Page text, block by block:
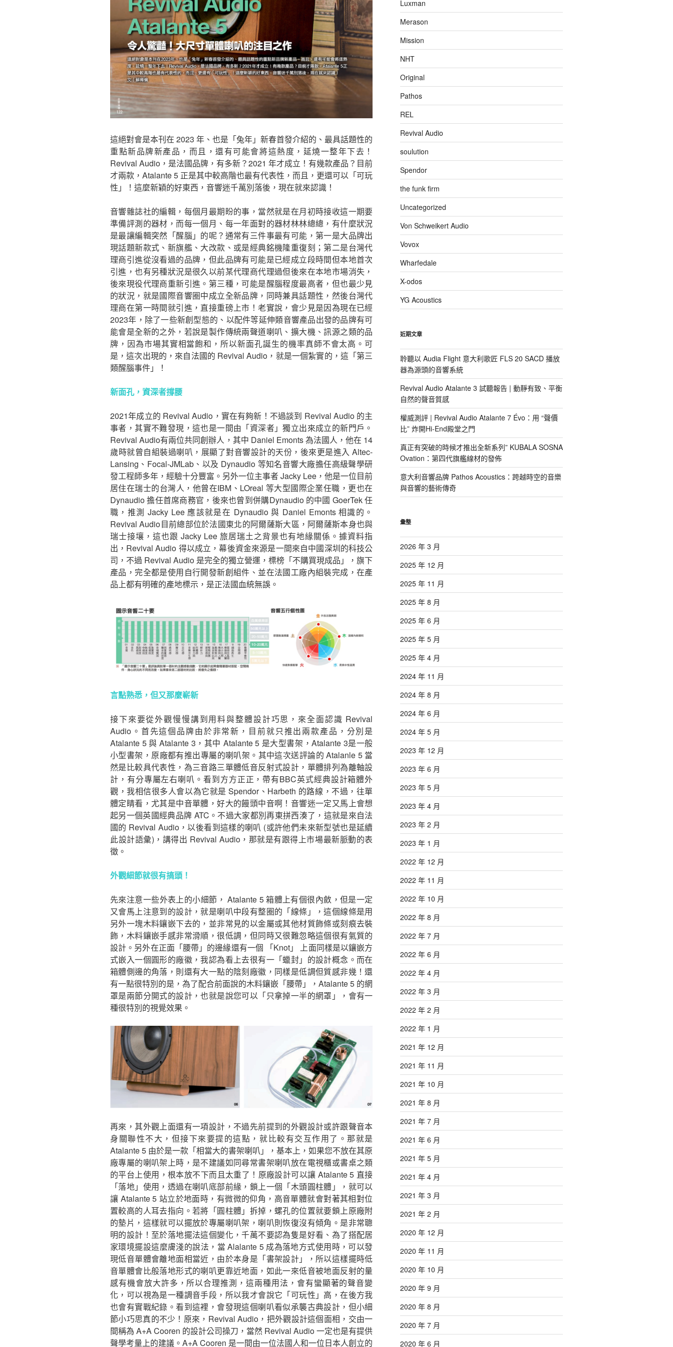
這絕對會是本刊在 2023 年、也是「兔年」新春首發介紹的、最具話題性的
重點新品牌新產品，而且，還有可能會將這熱度，延燒一整年下去！
Revival Audio，是法國品牌，有多新？2021 年才成立！有幾款產品？目前
才兩款，Atalante 5 正是其中較高階也最有代表性，而且，更還可以「可玩
性」！這麼新穎的好東西，音響迷千萬別落後，現在就來認識！
音響雜誌社的編輯，每個月最期盼的事，當然就是在月初時接收這一期要
準備評測的器材，而每一個月、每一年面對的器材林林總總，有什麼狀況
是最讓編輯突然「醒腦」的呢？通常有三件事最有可能，第一是大品牌出
現話題新款式、新旗艦、大改款、或是經典銘機隆重復刻；第二是台灣代
理商引進從沒看過的品牌，但此品牌有可能是已經成立段時間但本地首次
引進，也有另種狀況是很久以前某代理商代理過但後來在本地市場消失，
後來現役代理商重新引進。第三種，可能是醒腦程度最高者，但也最少見
的狀況，就是國際音響圈中成立全新品牌，同時兼具話題性，然後台灣代
理商在第一時間就引進，直接重磅上市！老實說，會少見是因為現在已經
2023年，除了一些新創型態的、以配件等延伸類音響產品出發的品牌有可
能會是全新的之外，若說是製作傳統兩聲道喇叭、擴大機、訊源之類的品
牌，因為市場其實相當飽和，所以新面孔誕生的機率真師不會太高。可
是，這次出現的，來自法國的 Revival Audio，就是一個紮實的，這「第三
類醒腦事件」！
新面孔，資深者撐腰
2021年成立的 Revival Audio，實在有夠新！不過談到 Revival Audio 的主
事者，其實不難發現，這也是一間由「資深者」獨立出來成立的新門戶。
Revival Audio有兩位共同創辦人，其中 Daniel Emonts 為法國人，他在 14
歲時就曾自組裝過喇叭，展顯了對音響設計的天份，後來更是進入 Altec-
Lansing、Focal-JMLab、以及 Dynaudio 等知名音響大廠擔任高級聲學研
發工程師多年，經驗十分豐富。另外一位主事者 Jacky Lee，他是一位目前
居住在瑞士的台灣人，他曾在IBM、LOreal 等大型國際企業任職，更也在
Dynaudio 擔任首席商務官，後來也曾到併購Dynaudio 的中國 GoerTek 任
職，推測 Jacky Lee 應該就是在 Dynaudio 與 Daniel Emonts 相識的。
Revival Audio目前總部位於法國東北的阿爾薩斯大區，阿爾薩斯本身也與
瑞士接壤，這也跟 Jacky Lee 旅居瑞土之背景也有地緣關係。據資料指
出，Revival Audio 得以成立，幕後資金來源是一間來自中國深圳的科技公
司，不過 Revival Audio 是完全的獨立營運，標榜「不購買現成品」，旗下
產品，完全都是使用自行開發新創組件、並在法國工廠內組裝完成，在產
品上都有明確的產地標示，是正法國血統無誤。
言點熟悉，但又那麼嶄新
接下來要從外觀慢慢講到用料與整體設計巧思，來全面認識 Revival
Audio。首先這個品牌由於非常新，目前就只推出兩款產品，分別是
Atalante 5 與 Atalante 3，其中 Atalante 5 是大型書架，Atalante 3是一般
小型書架，原廠都有推出專屬的喇叭架。其中這次送評論的 Atalanle 5 當
然是比較具代表性，為三音路三單體低音反射式設計，單體排列為離軸設
計，有分專屬左右喇叭。看到方方正正，帶有BBC英式經典設計箱體外
觀，我相信很多人會以為它就是 Spendor、Harbeth 的路線，不過，往單
體定睛看，尤其是中音單體，好大的饅頭中音啊！音響迷一定又馬上會想
起另一個英國經典品牌 ATC。不過大家都別再東拼西湊了，這就是來自法
國的 Revival Audio，以後看到這樣的喇叭 (或許他們未來新型號也是延續
此設計語彙)，講得出 Revival Audio，那就是有跟得上市場最新脈動的表
徵。
外觀細節就很有搞頭！
先來注意一些外表上的小細節， Atalante 5 箱體上有個很內斂，但是一定
又會馬上注意到的設計，就是喇叭中段有整圈的「線條」，這個線條是用
另外一塊木料鑲嵌下去的，並非常見的以金屬或其他材質飾條或刻痕去裝
飾，木料鑲嵌手感非常滑順，很低調，但同時又很難忽略這個很有氣質的
設計。另外在正面「腰帶」的邊緣還有一個 「Knot」 上面同樣是以鑲嵌方
式嵌入一個圓形的廠徽，我認為看上去很有一「蠟封」的設計概念。而在
箱體側邊的角落，則還有大一點的陰刻廠徽，同樣是低調但質感非幾！還
有一點很特別的是，為了配合前面說的木料鑲嵌「腰帶」，Atalante 5 的網
罩是兩節分開式的設計，也就是說您可以「只拿掉一半的網罩」，會有一
種很特別的視覺效果。
再來，其外觀上面還有一項設計，不過先前提到的外觀設計或許跟聲音本
身關聯性不大，但接下來要提的這點，就比較有交互作用了。那就是
Atalante 5 由於是一款「相當大的書架喇叭」，基本上，如果您不放在其原
廠專屬的喇叭架上時，是不建議如同尋常書架喇叭放在電視櫃或書桌之類
的平台上使用，根本放不下而且太重了！原廠設計可以讓 Atalante 5 直接
「落地」使用，透過在喇叭底部前緣，鎖上一個「木頭圓柱體」，就可以
讓 Atalante 5 站立於地面時，有微微的仰角，高音單體就會對著其相對位
置較高的人耳去指向。若將「圓柱體」拆掉，螺孔的位置就要鎖上原廠附
的墊片，這樣就可以擺放於專屬喇叭架，喇叭則恢復沒有傾角。是非常聰
明的設計！至於落地擺法這個變化，千萬不要認為隻是好看、為了搭配居
家環境擺設這麼膚淺的說法，當 Alalante 5 成為落地方式使用時，可以發
現低音單體會離地面相當近，由於本身是「書架設計」，所以這樣擺時低
音單體會比般落地形式的喇叭更靠近地面，如此一來低音被地面反射的量
感有機會放大許多，所以合理推測，這兩種用法，會有蠻顯著的聲音變
化，可以視為是一種調音手段，所以我才會說它「可玩性」高，在後方我
也會有實戰紀錄。看到這裡，會發現這個喇叭看似承襲古典設計，但小細
節小巧思真的不少！原來，Revival Audio，把外觀設計這個面相，交由一
間稱為 A+A Cooren 的設計公司操刀，當然 Revival Audio 一定也是有提供
聲學考量上的建議。A+A Cooren 是一間由一位法國人和一位日本人創立的
Luxman
Merason
Mission
NHT
Original
Pathos
REL
Revival Audio
soulution
Spendor
the funk firm
Uncategorized
Von Schweikert Audio
Vovox
Wharfedale
X-odos
YG Acoustics
近期文章
聆聽以 Audia Flight 意大利歌匠 FLS 20 SACD 播放
器為源頭的音響系統
Revival Audio Atalante 3 試聽報告 | 動靜有致、平衡
自然的聲音質感
權威測評 | Revival Audio Atalante 7 Évo：用 “聲價
比” 炸開Hi-End殿堂之門
真正有突破的時候才推出全新系列” KUBALA SOSNA
Ovation：第四代旗艦線材的發佈
意大利音響品牌 Pathos Acoustics：跨越時空的音樂
與音響的藝術傳奇
彙整
2026 年 3 月
2025 年 12 月
2025 年 11 月
2025 年 8 月
2025 年 6 月
2025 年 5 月
2025 年 4 月
2024 年 11 月
2024 年 8 月
2024 年 6 月
2024 年 5 月
2023 年 12 月
2023 年 6 月
2023 年 5 月
2023 年 4 月
2023 年 2 月
2023 年 1 月
2022 年 12 月
2022 年 11 月
2022 年 10 月
2022 年 8 月
2022 年 7 月
2022 年 6 月
2022 年 4 月
2022 年 3 月
2022 年 2 月
2022 年 1 月
2021 年 12 月
2021 年 11 月
2021 年 10 月
2021 年 8 月
2021 年 7 月
2021 年 6 月
2021 年 5 月
2021 年 4 月
2021 年 3 月
2021 年 2 月
2020 年 12 月
2020 年 11 月
2020 年 10 月
2020 年 9 月
2020 年 8 月
2020 年 7 月
2020 年 6 月